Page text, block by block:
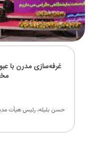
غرفه‌سازی مدرن با
حسن بلیله، رئیس هیأت